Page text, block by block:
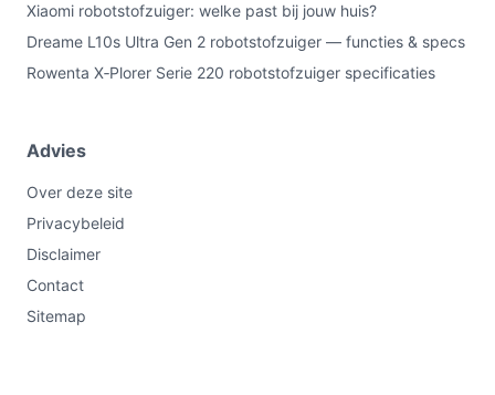
Xiaomi robotstofzuiger: welke past bij jouw huis?
Dreame L10s Ultra Gen 2 robotstofzuiger — functies & specs
Rowenta X‑Plorer Serie 220 robotstofzuiger specificaties
Advies
Over deze site
Privacybeleid
Disclaimer
Contact
Sitemap